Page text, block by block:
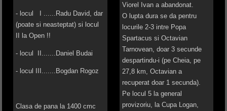
- locul I ......Radu David, dar
(poate si neasteptat) si locul
II la Open !!
- locul II.......Daniel Budai
- locul III.......Bogdan Rogoz
Clasa de pana la 1400 cmc
Viorel Ivan a abandonat.
O lupta dura se da pentru
locurile 2-3 intre Popa
Spartacus si Octavian
Tarnovean, doar 3 secunde
despartindu-i (pe Cheia, pe
27,8 km, Octavian a
recuperat doar 1 secunda).
Pe locul 5 la general
provizoriu, la Cupa Logan,